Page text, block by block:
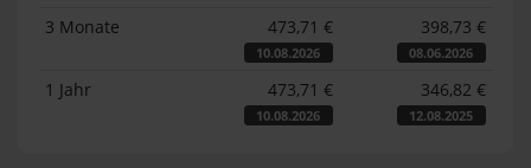
3 Monate 473,71 €
10.08.2026
398,73 €
08.06.2026
1 Jahr 473,71 €
10.08.2026
346,82 €
12.08.2025